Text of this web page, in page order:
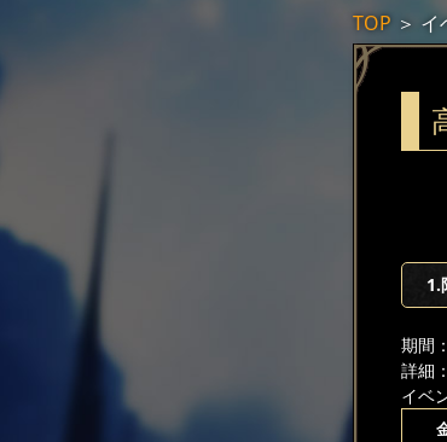
TOP ＞ イ
1.
期間
詳細：
イベ